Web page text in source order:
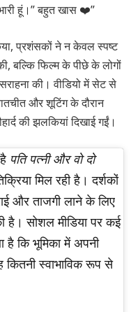
हूं।” बहुत खास ❤️”
प्रशंसकों ने न केवल स्पष्ट
बल्कि फिल्म के पीछे के लोगों
की। वीडियो में सेट से
और शूटिंग के दौरान
की झलकियां दिखाई गईं।
पति पत्नी और वो दो
मिल रही है। दर्शकों
और ताजगी लाने के लिए
है। सोशल मीडिया पर कई
है कि भूमिका में अपनी
स्वाभाविक रूप से